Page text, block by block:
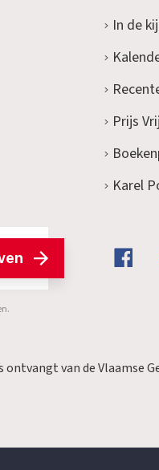
In de
Prijs
Karel
van de Vlaamse